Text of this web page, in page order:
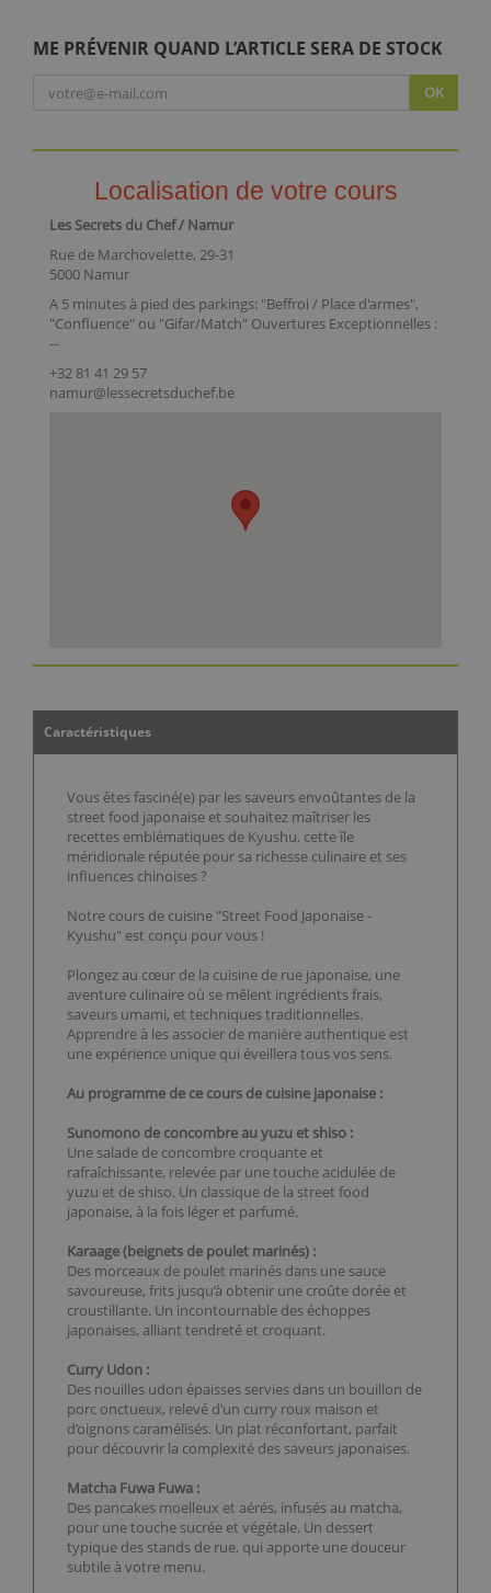
ME PRÉVENIR QUAND L’ARTICLE SERA DE STOCK
OK
Localisation de votre cours
Les Secrets du Chef / Namur
Rue de Marchovelette, 29-31
5000 Namur
A 5 minutes à pied des parkings: "Beffroi / Place d'armes",
"Confluence" ou "Gifar/Match" Ouvertures Exceptionnelles :
--
+32 81 41 29 57
namur@lessecretsduchef.be
Caractéristiques
Vous êtes fasciné(e) par les saveurs envoûtantes de la
street food japonaise et souhaitez maîtriser les
recettes emblématiques de Kyushu, cette île
méridionale réputée pour sa richesse culinaire et ses
influences chinoises ?
Notre cours de cuisine "Street Food Japonaise -
Kyushu" est conçu pour vous !
Plongez au cœur de la cuisine de rue japonaise, une
aventure culinaire où se mêlent ingrédients frais,
saveurs umami, et techniques traditionnelles.
Apprendre à les associer de manière authentique est
une expérience unique qui éveillera tous vos sens.
Au programme de ce cours de cuisine japonaise :
Sunomono de concombre au yuzu et shiso :
Une salade de concombre croquante et
rafraîchissante, relevée par une touche acidulée de
yuzu et de shiso. Un classique de la street food
japonaise, à la fois léger et parfumé.
Karaage (beignets de poulet marinés) :
Des morceaux de poulet marinés dans une sauce
savoureuse, frits jusqu’à obtenir une croûte dorée et
croustillante. Un incontournable des échoppes
japonaises, alliant tendreté et croquant.
Curry Udon :
Des nouilles udon épaisses servies dans un bouillon de
porc onctueux, relevé d’un curry roux maison et
d’oignons caramélisés. Un plat réconfortant, parfait
pour découvrir la complexité des saveurs japonaises.
Matcha Fuwa Fuwa :
Des pancakes moelleux et aérés, infusés au matcha,
pour une touche sucrée et végétale. Un dessert
typique des stands de rue, qui apporte une douceur
subtile à votre menu.